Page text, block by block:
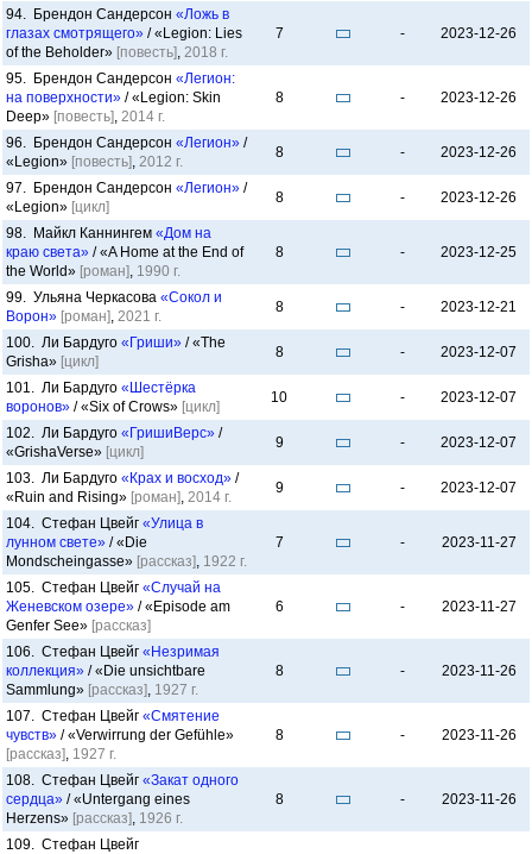
94. Брендон Сандерсон «Ложь в
глазах смотрящего» / «Legion: Lies
of the Beholder» [повесть], 2018 г.
7 - 2023-12-26
95. Брендон Сандерсон «Легион:
на поверхности» / «Legion: Skin
Deep» [повесть], 2014 г.
8 - 2023-12-26
96. Брендон Сандерсон «Легион» /
«Legion» [повесть], 2012 г.
8 - 2023-12-26
97. Брендон Сандерсон «Легион» /
«Legion» [цикл]
8 - 2023-12-26
98. Майкл Каннингем «Дом на
краю света» / «A Home at the End of
the World» [роман], 1990 г.
8 - 2023-12-25
99. Ульяна Черкасова «Сокол и
Ворон» [роман], 2021 г.
8 - 2023-12-21
100. Ли Бардуго «Гриши» / «The
Grisha» [цикл]
8 - 2023-12-07
101. Ли Бардуго «Шестёрка
воронов» / «Six of Crows» [цикл]
10 - 2023-12-07
102. Ли Бардуго «ГришиВерс» /
«GrishaVerse» [цикл]
9 - 2023-12-07
103. Ли Бардуго «Крах и восход» /
«Ruin and Rising» [роман], 2014 г.
9 - 2023-12-07
104. Стефан Цвейг «Улица в
лунном свете» / «Die
Mondscheingasse» [рассказ], 1922 г.
7 - 2023-11-27
105. Стефан Цвейг «Случай на
Женевском озере» / «Episode am
Genfer See» [рассказ]
6 - 2023-11-27
106. Стефан Цвейг «Незримая
коллекция» / «Die unsichtbare
Sammlung» [рассказ], 1927 г.
8 - 2023-11-26
107. Стефан Цвейг «Смятение
чувств» / «Verwirrung der Gefühle»
[рассказ], 1927 г.
8 - 2023-11-26
108. Стефан Цвейг «Закат одного
сердца» / «Untergang eines
Herzens» [рассказ], 1926 г.
8 - 2023-11-26
109. Стефан Цвейг